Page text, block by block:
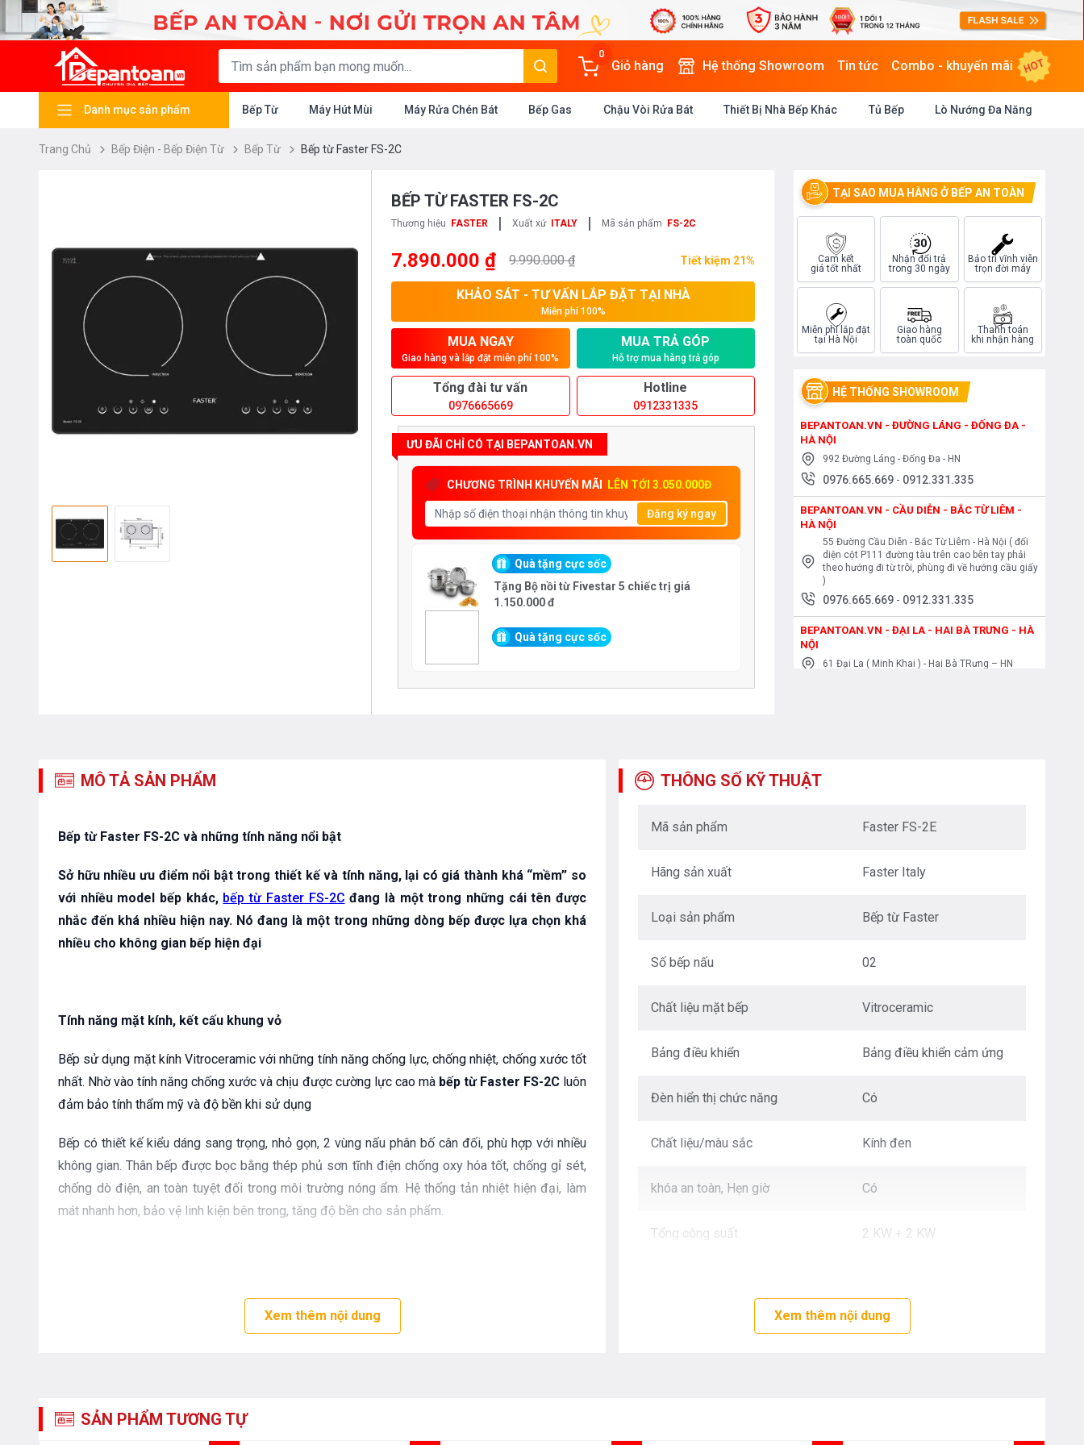
0
Giỏ hàng Hệ thống Showroom Tin tức Combo - khuyến mãi HOT
Danh mục sản phẩm Bếp Từ Máy Hút Mùi Máy Rửa Chén Bát Bếp Gas Chậu Vòi Rửa Bát Thiết Bị Nhà Bếp Khác Tủ Bếp Lò Nướng Đa Năng
Trang Chủ Bếp Điện - Bếp Điện Từ Bếp Từ Bếp từ Faster FS-2C
BẾP TỪ FASTER FS-2C
Thương hiệu FASTER | Xuất xứ ITALY | Mã sản phẩm FS-2C
7.890.000 ₫ 9.990.000 ₫ Tiết kiệm 21%
KHẢO SÁT - TƯ VẤN LẮP ĐẶT TẠI NHÀ
Miễn phí 100%
MUA NGAY
Giao hàng và lắp đặt miễn phí 100%
MUA TRẢ GÓP
Hỗ trợ mua hàng trả góp
Tổng đài tư vấn
0976665669
Hotline
0912331335
ƯU ĐÃI CHỈ CÓ TẠI BEPANTOAN.VN
CHƯƠNG TRÌNH KHUYẾN MÃI LÊN TỚI 3.050.000Đ
Đăng ký ngay
Quà tặng cực sốc
Tặng Bộ nồi từ Fivestar 5 chiếc trị giá
1.150.000 đ
Quà tặng cực sốc
TẠI SAO MUA HÀNG Ở BẾP AN TOÀN
Cam kết
giá tốt nhất
Nhận đổi trả
trong 30 ngày
Bảo trì vĩnh viễn
trọn đời máy
Miễn phí lắp đặt
tại Hà Nội
Giao hàng
toàn quốc
Thanh toán
khi nhận hàng
HỆ THỐNG SHOWROOM
BEPANTOAN.VN - ĐƯỜNG LÁNG - ĐỐNG ĐA -
HÀ NỘI
992 Đường Láng - Đống Đa - HN
0976.665.669 - 0912.331.335
BEPANTOAN.VN - CẦU DIỄN - BẮC TỪ LIÊM -
HÀ NỘI
55 Đường Cầu Diễn - Bắc Từ Liêm - Hà Nội ( đối
diện cột P111 đường tàu trên cao bên tay phải
theo hướng đi từ trôi, phùng đi về hướng cầu giấy
)
0976.665.669 - 0912.331.335
BEPANTOAN.VN - ĐẠI LA - HAI BÀ TRƯNG - HÀ
NỘI
61 Đại La ( Minh Khai ) - Hai Bà TRưng – HN
Căn 08 - TT1.4 Khu Dự Án Calyx Residence
Nguyễn Văn Cừ - Long Biên - HN
BẾP AN TOÀN SÓC SƠN
MÔ TẢ SẢN PHẨM
Bếp từ Faster FS-2C và những tính năng nổi bật
Sở hữu nhiều ưu điểm nổi bật trong thiết kế và tính năng, lại có giá thành khá “mềm” so
với nhiều model bếp khác, bếp từ Faster FS-2C đang là một trong những cái tên được
nhắc đến khá nhiều hiện nay. Nó đang là một trong những dòng bếp được lựa chọn khá
nhiều cho không gian bếp hiện đại
Tính năng mặt kính, kết cấu khung vỏ
Bếp sử dụng mặt kính Vitroceramic với những tính năng chống lực, chống nhiệt, chống xước tốt
nhất. Nhờ vào tính năng chống xước và chịu được cường lực cao mà bếp từ Faster FS-2Cluôn
đảm bảo tính thẩm mỹ và độ bền khi sử dụng
Bếp có thiết kế kiểu dáng sang trọng, nhỏ gọn, 2 vùng nấu phân bố cân đối, phù hợp với nhiều
không gian. Thân bếp được bọc bằng thép phủ sơn tĩnh điện chống oxy hóa tốt, chống gỉ sét,
chống dò điện, an toàn tuyệt đối trong môi trường nóng ẩm. Hệ thống tản nhiệt hiện đại, làm
mát nhanh hơn, bảo vệ linh kiện bên trong, tăng độ bền cho sản phẩm.
chạm nhẹ để lựa chọn tính năng nấu hay điều chỉnh mức nhiệt, sử dụng được ngay cả khi tay
Xem thêm nội dung
THÔNG SỐ KỸ THUẬT
Mã sản phẩm Faster FS-2E
Hãng sản xuất Faster Italy
Loại sản phẩm Bếp từ Faster
Số bếp nấu 02
Chất liệu mặt bếp Vitroceramic
Bảng điều khiển Bảng điều khiển cảm ứng
Đèn hiển thị chức năng Có
Chất liệu/màu sắc Kính đen
khóa an toàn, Hẹn giờ Có
Tổng công suất 2 KW + 2 KW
680 x 400 mm
Xem thêm nội dung
SẢN PHẨM TƯƠNG TỰ